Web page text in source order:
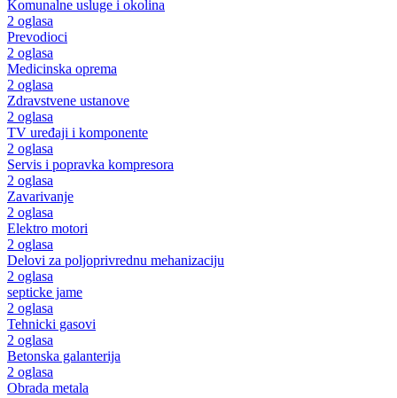
Komunalne usluge i okolina
2 oglasa
Prevodioci
2 oglasa
Medicinska oprema
2 oglasa
Zdravstvene ustanove
2 oglasa
TV uređaji i komponente
2 oglasa
Servis i popravka kompresora
2 oglasa
Zavarivanje
2 oglasa
Elektro motori
2 oglasa
Delovi za poljoprivrednu mehanizaciju
2 oglasa
septicke jame
2 oglasa
Tehnicki gasovi
2 oglasa
Betonska galanterija
2 oglasa
Obrada metala